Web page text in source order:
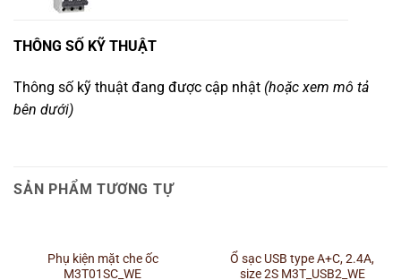
THÔNG SỐ KỸ THUẬT
Thông số kỹ thuật đang được cập nhật (hoặc xem mô tả
bên dưới)
SẢN PHẨM TƯƠNG TỰ
Phụ kiện mặt che ốc
M3T01SC_WE
Ổ sạc USB type A+C, 2.4A,
size 2S M3T_USB2_WE